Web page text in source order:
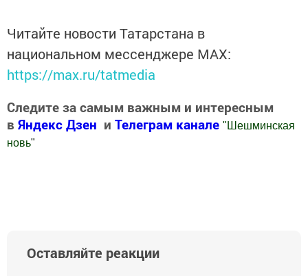
Читайте новости Татарстана в
национальном мессенджере MАХ:
https://max.ru/tatmedia
Следите за самым важным и интересным
в Яндекс Дзен и Телеграм канале " Шешминская
новь"
Оставляйте реакции